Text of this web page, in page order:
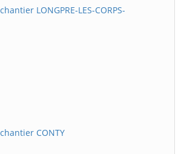
LONGPRE-LES-CORPS-
CONTY